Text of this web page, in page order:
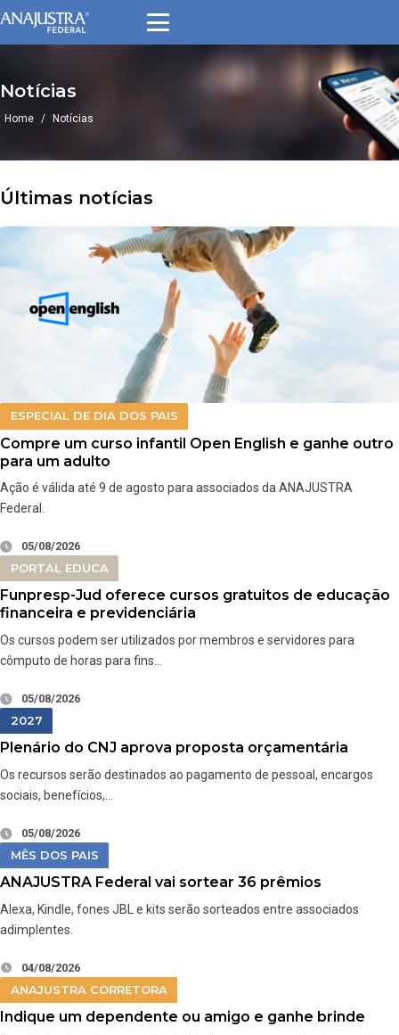
para
conteúdo
Notícias
Home / Notícias
Últimas notícias
PORTAL EDUCA
Funpresp-Jud oferece cursos gratuitos de educação
financeira e previdenciária
Os cursos podem ser utilizados por membros e servidores para
cômputo de horas para fins…
05/08/2026
ESPECIAL DE DIA DOS PAIS
Compre um curso infantil Open English e ganhe outro
para um adulto
Ação é válida até 9 de agosto para associados da ANAJUSTRA
Federal.
05/08/2026
2027
Plenário do CNJ aprova proposta orçamentária
Os recursos serão destinados ao pagamento de pessoal, encargos
sociais, benefícios,…
05/08/2026
MÊS DOS PAIS
ANAJUSTRA Federal vai sortear 36 prêmios
Alexa, Kindle, fones JBL e kits serão sorteados entre associados
adimplentes.
04/08/2026
ANAJUSTRA CORRETORA
Indique um dependente ou amigo e ganhe brinde